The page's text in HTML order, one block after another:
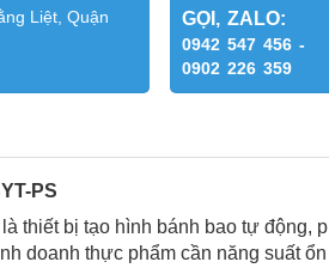
Liệt, Quận
GỌI, ZALO:
0942 547 456 -
0902 226 359
PS
thiết bị tạo hình bánh bao tự động,
doanh thực phẩm cần năng suất